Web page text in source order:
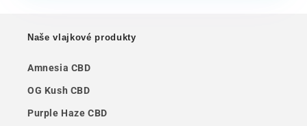
Naše vlajkové produkty
Amnesia CBD
OG Kush CBD
Purple Haze CBD